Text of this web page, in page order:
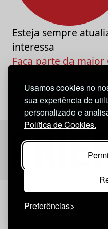
Usamos cookies no
sua experiência de
personalizado e
Política de Cookies.
Preferências
Esteja sempre
interessa
Faça parte da
Política de Cookies